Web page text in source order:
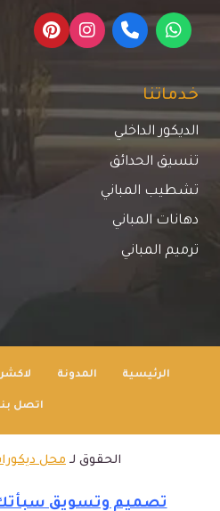
خدماتنا
الديكور الداخلي
تنسيق الحدائق
تشطيب المباني
دهانات المباني
ترميم المباني
الرئيسية المدونة
اتصل
الحقوق لـ محل
تصميم وتسويق